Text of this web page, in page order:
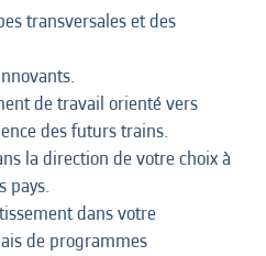
transversales et des
de travail orienté vers
des futurs trains.
la direction de votre choix à
pays.
dans votre
de programmes